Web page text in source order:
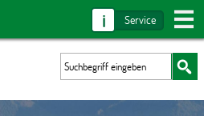
i Service